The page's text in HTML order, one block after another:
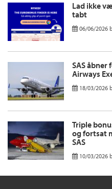
Lad ikke
tabt
06/06/2026
SAS
Airways
18/03/2026
Triple
og fortsat
SAS
10/03/2026